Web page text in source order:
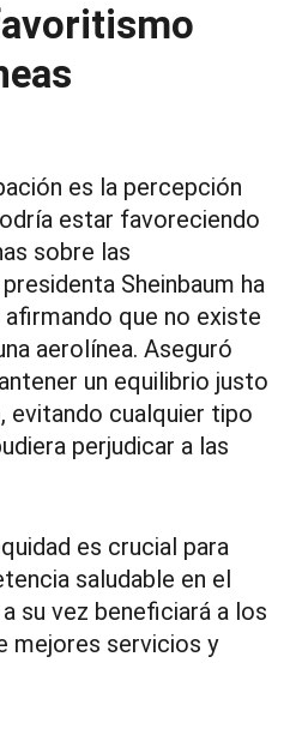
es la percepción
estar favoreciendo
sobre las
Sheinbaum ha
que no existe
aerolínea. Aseguró
un equilibrio justo
evitando cualquier tipo
perjudicar a las
es crucial para
saludable en el
su vez beneficiará a los
mejores servicios y